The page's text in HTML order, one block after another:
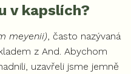
v kapslích?
meyenii) , často nazývaná
z And. Abychom
uzavřeli jsme jemně